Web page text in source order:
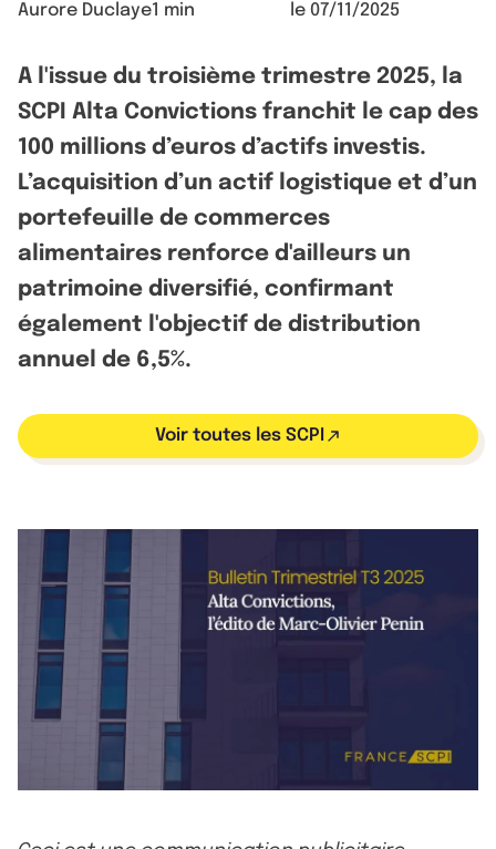
Aurore Duclaye1 min le 07/11/2025
A l'issue du troisième trimestre 2025, la
SCPI Alta Convictions franchit le cap des
100 millions d’euros d’actifs investis.
L’acquisition d’un actif logistique et d’un
portefeuille de commerces
alimentaires renforce d'ailleurs un
patrimoine diversifié, confirmant
également l'objectif de distribution
annuel de 6,5%.
Voir toutes les SCPI